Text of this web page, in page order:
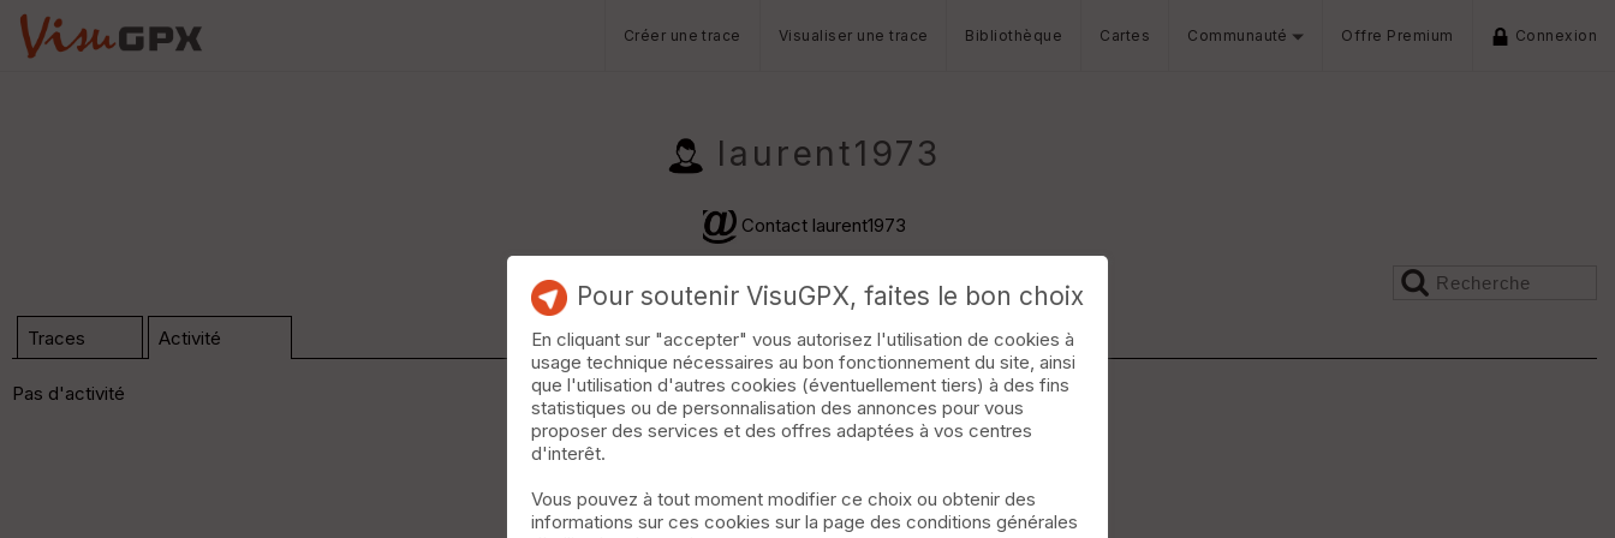
Créer une trace Visualiser une trace Bibliothèque Cartes Communauté Offre Premium Connexion
laurent1973
Contact laurent1973
Traces Activité
Pas d'activité
Pour soutenir VisuGPX, faites le bon choix
En cliquant sur "accepter" vous autorisez l'utilisation de cookies à
usage technique nécessaires au bon fonctionnement du site, ainsi
que l'utilisation d'autres cookies (éventuellement tiers) à des fins
statistiques ou de personnalisation des annonces pour vous
proposer des services et des offres adaptées à vos centres
d'interêt.
Vous pouvez à tout moment modifier ce choix ou obtenir des
informations sur ces cookies sur la page des conditions générales